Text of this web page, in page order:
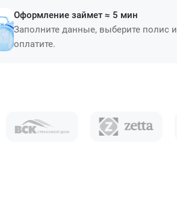
Оформление займет ≈ 5 мин
Заполните данные, выберите полис и
оплатите.